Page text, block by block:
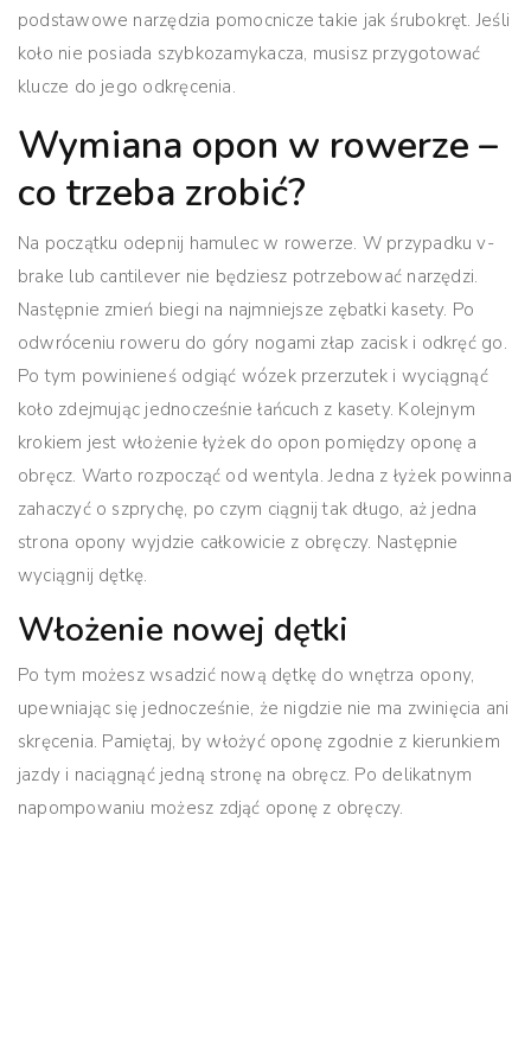
podstawowe narzędzia pomocnicze takie jak śrubokręt.Jeśli
koło nie posiada szybkozamykacza, musisz przygotować
klucze do jego odkręcenia.
Wymiana opon w rowerze –
co trzeba zrobić?
Na początku odepnij hamulec w rowerze. W przypadku v-
brake lub cantilever nie będziesz potrzebować narzędzi.
Następnie zmień biegi na najmniejsze zębatki kasety. Po
odwróceniu roweru do góry nogami złap zacisk i odkręć go.
Po tym powinieneś odgiąć wózek przerzutek i wyciągnąć
koło zdejmując jednocześnie łańcuch z kasety. Kolejnym
krokiem jest włożenie łyżek do opon pomiędzy oponę a
obręcz. Warto rozpocząć od wentyla. Jedna z łyżek powinna
zahaczyć o szprychę, po czym ciągnij tak długo, aż jedna
strona opony wyjdzie całkowicie z obręczy. Następnie
wyciągnij dętkę.
Włożenie nowej dętki
Po tym możesz wsadzić nową dętkę do wnętrza opony,
upewniając się jednocześnie, że nigdzie nie ma zwinięcia ani
skręcenia. Pamiętaj, by włożyć oponę zgodnie z kierunkiem
jazdy i naciągnąć jedną stronę na obręcz. Po delikatnym
napompowaniu możesz zdjąć oponę z obręczy.